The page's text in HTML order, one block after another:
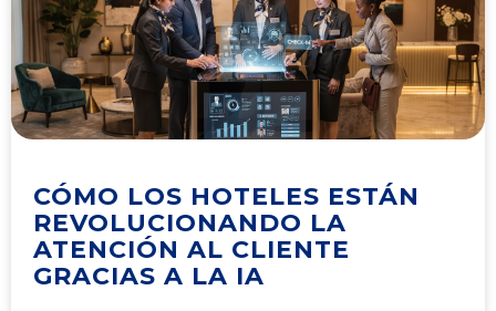
CÓMO LOS HOTELES ESTÁN
REVOLUCIONANDO LA
ATENCIÓN AL CLIENTE
GRACIAS A LA IA